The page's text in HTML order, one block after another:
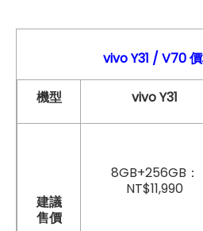
vivo Y31 / V70價
機型 vivo Y31
建議
售價
8GB+256GB：
NT$11,990